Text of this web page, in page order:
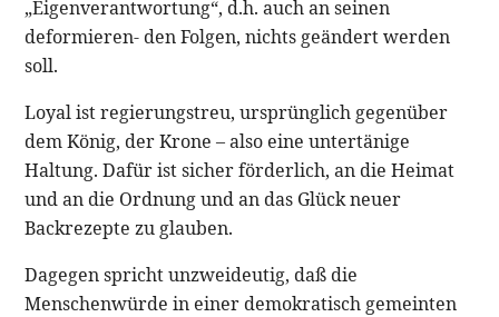
„Eigenverantwortung“, d.h. auch an seinen
deformieren- den Folgen, nichts geändert werden
soll.
Loyal ist regierungstreu, ursprünglich gegenüber
dem König, der Krone – also eine untertänige
Haltung. Dafür ist sicher förderlich, an die Heimat
und an die Ordnung und an das Glück neuer
Backrezepte zu glauben.
Dagegen spricht unzweideutig, daß die
Menschenwürde in einer demokratisch gemeinten